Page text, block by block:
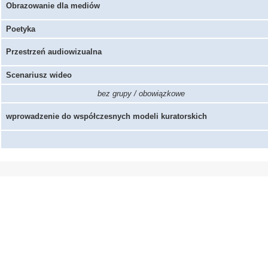
Obrazowanie dla mediów
Poetyka
Przestrzeń audiowizualna
Scenariusz wideo
bez grupy / obowiązkowe
wprowadzenie do współczesnych modeli kuratorskich